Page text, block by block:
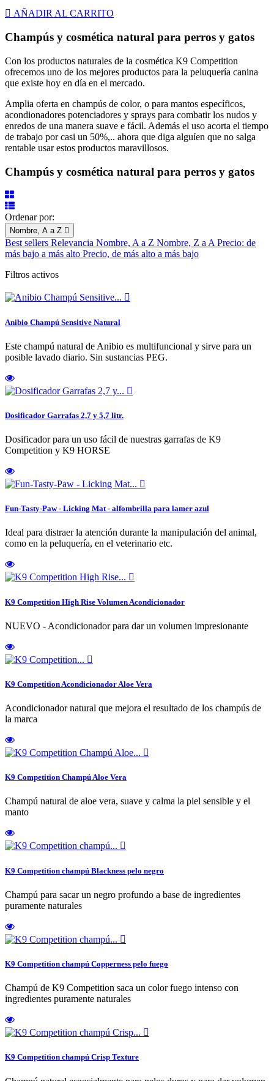
 AÑADIR AL CARRITO
Champús y cosmética natural para perros y gatos
Con los productos naturales de la cosmética K9 Competition
ofrecemos uno de los mejores productos para la peluquería canina
que existe hoy en día en el mercado.
Amplia oferta en champús de color, o para mantos específicos,
acondionadores potenciadores y sprays para combatir los nudos y
enredos de una manera suave e fácil. Además el uso acorta el tiempo
de trabajo por casi un 50%,.. ahora que diga alguíen que no salga
rentable usar estos productos maravillosos.
Champús y cosmética natural para perros y gatos
Ordenar por:
Nombre, A a Z 
Best sellers Relevancia Nombre, A a Z Nombre, Z a APrecio: de
más bajo a más alto Precio, de más alto a más bajo
Filtros activos

Anibio Champú Sensitive Natural
Este champú natural de Anibio es multifuncional y sirve para un
posible lavado diario. Sin sustancias PEG.

Dosificador Garrafas 2,7 y 5,7 litr.
Dosificador para un uso fácil de nuestras garrafas de K9
Competition y K9 HORSE

Fun-Tasty-Paw - Licking Mat - alfombrilla para lamer azul
Ideal para distraer la atención durante la manipulación del animal,
como en la peluquería, en el veterinario etc.

K9 Competition High Rise Volumen Acondicionador
NUEVO - Acondicionador para dar un volumen impresionante

K9 Competition Acondicionador Aloe Vera
Acondicionador natural que mejora el resultado de los champús de
la marca

K9 Competition Champú Aloe Vera
Champú natural de aloe vera, suave y calma la piel sensible y el
manto

K9 Competition champú Blackness pelo negro
Champú para sacar un negro profundo a base de ingredientes
puramente naturales

K9 Competition champú Copperness pelo fuego
Champú de K9 Competition saca un color fuego intenso con
ingredientes puramente naturales

K9 Competition champú Crisp Texture